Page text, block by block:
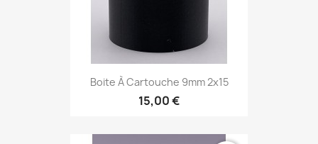
Boite À Cartouche 9mm 2x15
15,00 €